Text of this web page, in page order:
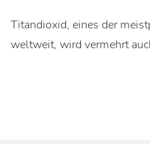
Titandioxid, eines der
weltweit, wird vermehrt